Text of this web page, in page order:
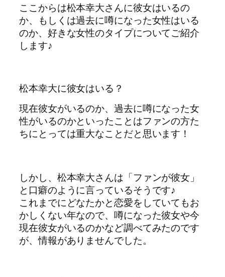
ここからは松本幸大さんに彼女はいるの
か、もしくは過去に噂になった女性はいる
のか、好きな女性のタイプについてご紹介
します♪
松本幸大に彼女はいる？
現在彼女がいるのか、過去に噂になった女
性がいるのかといったことはファンの方た
ちにとっては重大なことだと思います！
しかし、松本幸大さんは「ファンが彼女」
と口癖のように言っているそうです♪
これまでにどなたかと恋愛をしていてもお
かしくない年なので、噂になった彼女や今
現在彼女がいるのかなど調べてみたのです
が、情報がありませんでした。